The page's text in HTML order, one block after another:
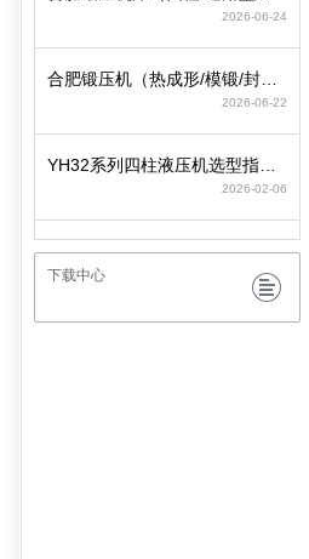
2026-06-24
2026-06-22
2026-02-06
下载中心